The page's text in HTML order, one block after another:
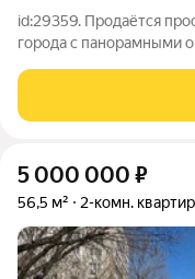
id:29359. Продаётся
города с панорамными
всем современным
квартира, очень светлая и
5 000 000 ₽
56,5 м² 2-комн.